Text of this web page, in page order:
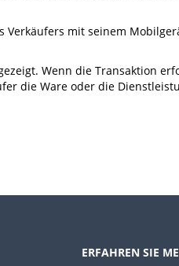
mit seinem
Wenn die Transaktion
die Ware oder die
ERFAHREN SIE